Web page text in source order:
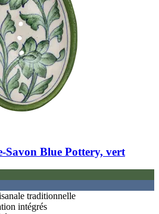
​Savon Blue Pottery, vert
traditionnelle
intégrés